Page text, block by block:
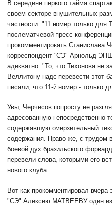
В середине первого тайма
своем секторе внушительных
частности: "11 номер только для
послематчевой пресс-
прокомментировать Станислава
корреспондент "СЭ" Арнольд
адекватно: "То, что Тихонова не
Веллитону надо перевести этот
писали, что 11-й номер - только
Увы, Черчесов попросту не
адресованную непосредственно
содержавшую омерзительный
содержания. Право же, с трудом
боевой дух бразильского
перевели слова, которыми его
нового клуба.
Вот как прокомментировал вчера
"СЭ" Алексею МАТВЕЕВУ один из